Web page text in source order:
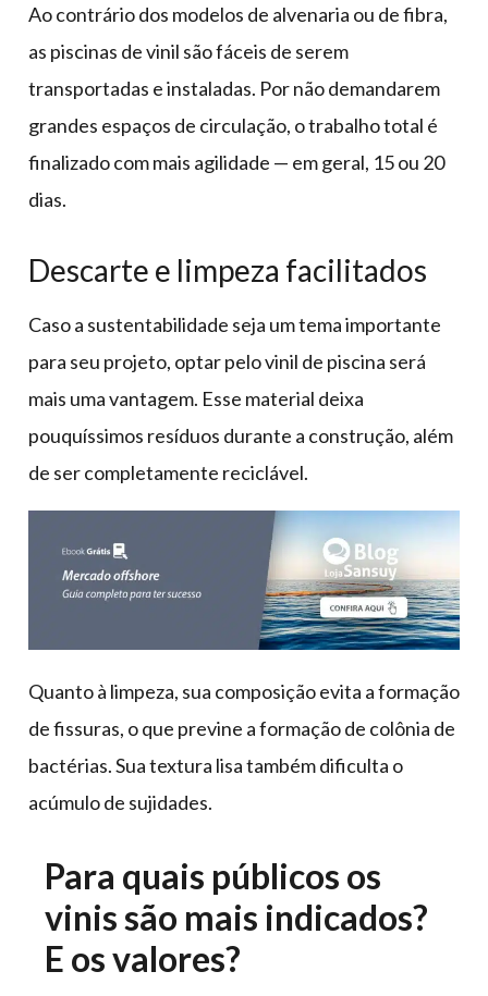
Ao contrário dos modelos de alvenaria ou de fibra,
as piscinas de vinil são fáceis de serem
transportadas e instaladas. Por não demandarem
grandes espaços de circulação, o trabalho total é
finalizado com mais agilidade — em geral, 15 ou 20
dias.
Descarte e limpeza facilitados
Caso a sustentabilidade seja um tema importante
para seu projeto, optar pelo vinil de piscina será
mais uma vantagem. Esse material deixa
pouquíssimos resíduos durante a construção, além
de ser completamente reciclável.
Quanto à limpeza, sua composição evita a formação
de fissuras, o que previne a formação de colônia de
bactérias. Sua textura lisa também dificulta o
acúmulo de sujidades.
Para quais públicos os
vinis são mais indicados?
E os valores?